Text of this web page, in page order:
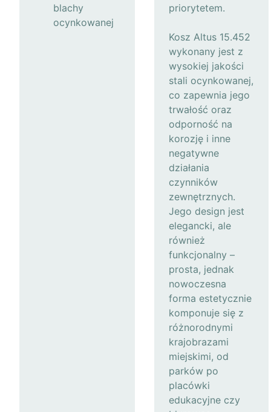
blachy
ocynkowanej
priorytetem.
Kosz Altus 15.452
wykonany jest z
wysokiej jakości
stali ocynkowanej,
co zapewnia jego
trwałość oraz
odporność na
korozję i inne
negatywne
działania
czynników
zewnętrznych.
Jego design jest
elegancki, ale
również
funkcjonalny –
prosta, jednak
nowoczesna
forma estetycznie
komponuje się z
różnorodnymi
krajobrazami
miejskimi, od
parków po
placówki
edukacyjne czy